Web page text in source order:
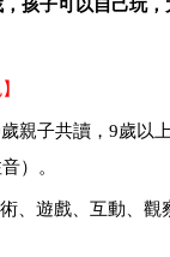
孩子可以自己玩，
親子共讀，9歲以
）。
、遊戲、互動、觀